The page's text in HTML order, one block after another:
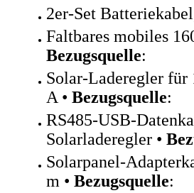
2er-Set
Faltbares mobiles
Bezugsquelle:
Solar-Laderegler für
A • Bezugsquelle:
RS485-USB-
Solarladeregler •
Solarpanel-
m • Bezugsquelle: